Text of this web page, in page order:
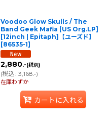
Voodoo Glow Skulls / The
Band Geek Mafia [US Org.LP]
[12inch | Epitaph]【ユーズド】
[86535-1]
2,880.-(税別)
(税込: 3,168.-)
在庫わずか
カートに入れる